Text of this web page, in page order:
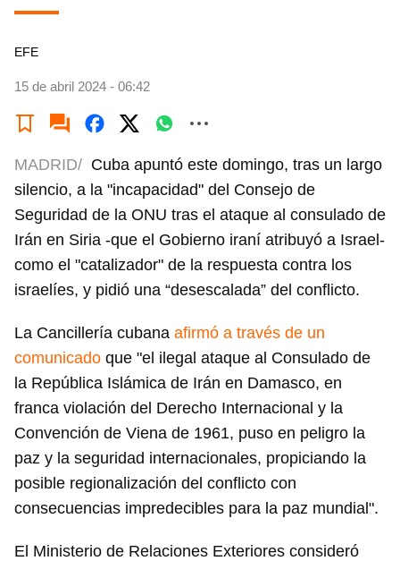
EFE
15 de abril 2024 - 06:42
MADRID/ Cuba apuntó este domingo, tras un largo
silencio, a la "incapacidad" del Consejo de
Seguridad de la ONU tras el ataque al consulado de
Irán en Siria -que el Gobierno iraní atribuyó a Israel-
como el "catalizador" de la respuesta contra los
israelíes, y pidió una “desescalada” del conflicto.
La Cancillería cubana afirmó a través de un
comunicado que "el ilegal ataque al Consulado de
la República Islámica de Irán en Damasco, en
franca violación del Derecho Internacional y la
Convención de Viena de 1961, puso en peligro la
paz y la seguridad internacionales, propiciando la
posible regionalización del conflicto con
consecuencias impredecibles para la paz mundial".
El Ministerio de Relaciones Exteriores consideró